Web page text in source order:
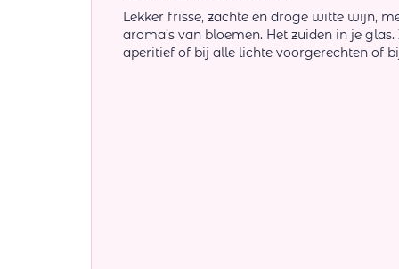
Lekker frisse, zachte en droge witte wijn,
aroma’s van bloemen. Het zuiden in je
aperitief of bij alle lichte voorgerechten of